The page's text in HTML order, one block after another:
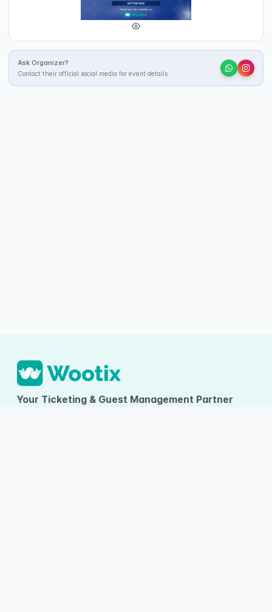
Ask Organizer?
Contact their official social media for event details.
Your Ticketing & Guest Management Partner